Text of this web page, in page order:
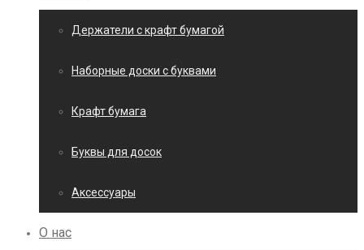
Держатели с крафт бумагой
Наборные доски с буквами
Крафт бумага
Буквы для досок
Аксессуары
О нас